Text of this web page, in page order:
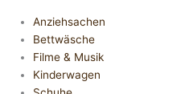
Anziehsachen
Bettwäsche
Filme & Musik
Kinderwagen